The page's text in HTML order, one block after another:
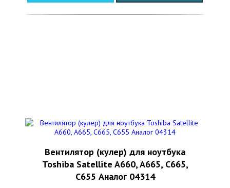
Вентилятор (кулер) для ноутбука
Toshiba Satellite A660, A665, C665,
C655 Аналог 04314